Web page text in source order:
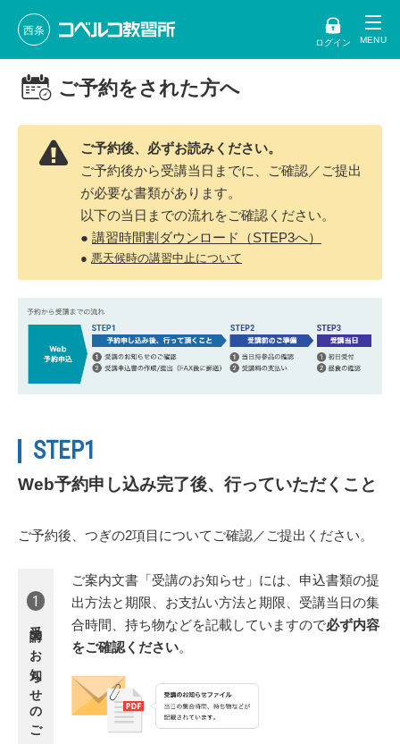
西条
ログイン
ご予約をされた方へ
ご予約後、必ずお読みください。
ご予約後から受講当日までに、ご確認／ご提出
が必要な書類があります。
以下の当日までの流れをご確認ください。
● 講習時間割ダウンロード（STEP3へ）
● 悪天候時の講習中止について
STEP1
Web予約申し込み完了後、行っていただくこと
ご予約後、つぎの2項目についてご確認／ご提出ください。
1
受講のお知らせの
ご確認
ご案内文書「受講のお知らせ」には、申込書類の提
出方法と期限、お支払い方法と期限、受講当日の集
合時間、持ち物などを記載していますので必ず内容
をご確認ください。